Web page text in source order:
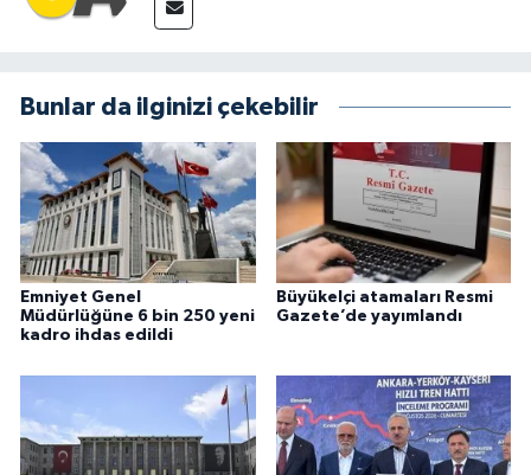
Bunlar da ilginizi çekebilir
Emniyet Genel
Müdürlüğüne 6 bin 250 yeni
kadro ihdas edildi
Büyükelçi atamaları Resmi
Gazete’de yayımlandı